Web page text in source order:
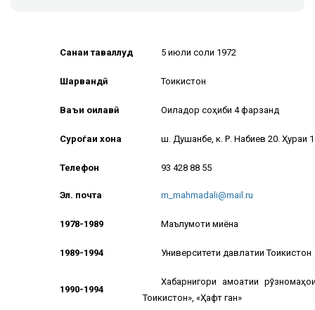
Санаи таваллуд 5 июли соли 1972
Шаҳрвандӣ Тоҷикистон
Ваъи оилавӣ Оиладор соҳиби 4 фарзанд
Суроѓаи хона ш. Душанбе, к. Р. Набиев 20. Ҳуҷраи
Телефон
Эл. почта
93 428 88 55
m_mahmadali@mail.ru
1978-1989 Маълумоти миёна
1989-1994 Университети давлатии Тоҷикистон
1990-1994
Хабарнигори ҷамоатии
Тоҷикистон», «Ҳафт ганҷ»